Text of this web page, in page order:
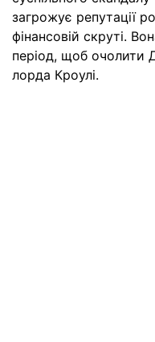
загрожує репутації
фінансовій скруті.
період, щоб очолити
лорда Кроулі.